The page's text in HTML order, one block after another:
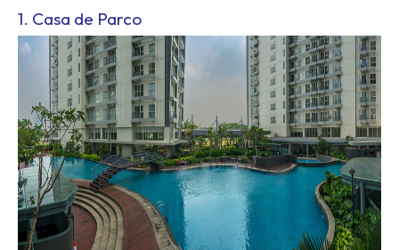
1. Casa de Parco